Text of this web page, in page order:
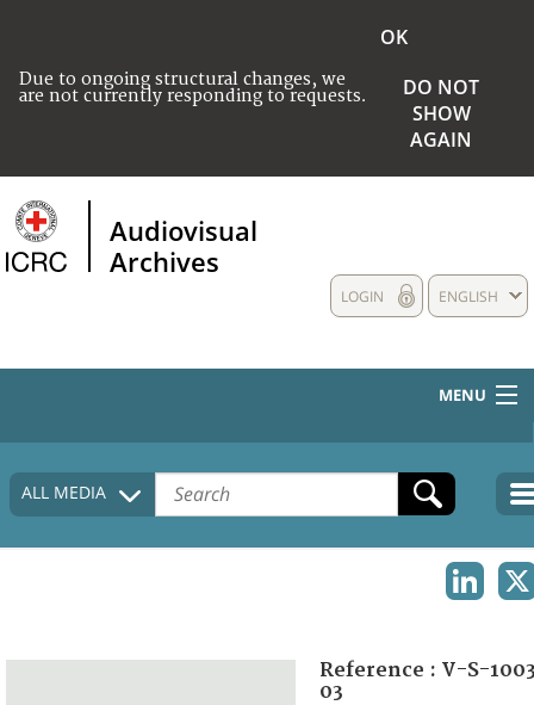
Due to ongoing structural changes, we
are not currently responding to requests.
OK
DO NOT
SHOW
AGAIN
Audiovisual
Archives
ENGLISH
LOGIN
MENU
HOME
COLLECTIONS DESCRIPTION
ALL MEDIA
Reference : V-S-
03